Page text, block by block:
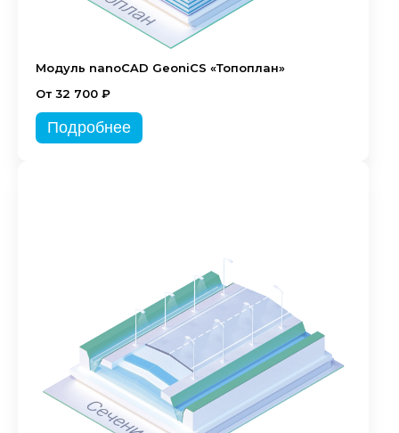
Модуль nanoCAD GeoniCS «Топоплан»
От 32 700 ₽
Подробнее